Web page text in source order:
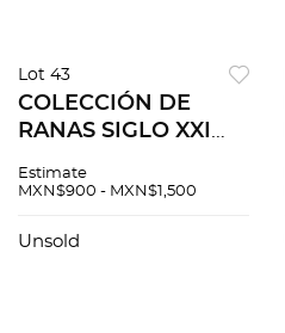
Lot 43
COLECCIÓN DE
RANAS SIGLO XXI
diferentes
y medidas variables
Estimate
MXN$900 - MXN$1,500
Unsold